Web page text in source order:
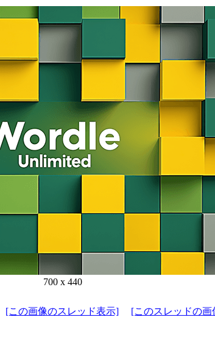
700 x 440
[この画像のスレッド表示] [このスレッドの画